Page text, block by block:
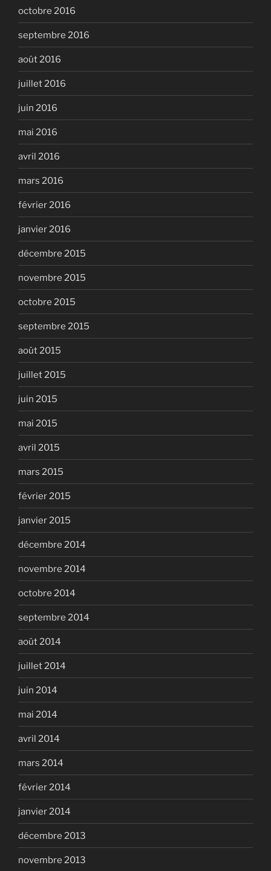
octobre 2016
septembre 2016
août 2016
juillet 2016
juin 2016
mai 2016
avril 2016
mars 2016
février 2016
janvier 2016
décembre 2015
novembre 2015
octobre 2015
septembre 2015
août 2015
juillet 2015
juin 2015
mai 2015
avril 2015
mars 2015
février 2015
janvier 2015
décembre 2014
novembre 2014
octobre 2014
septembre 2014
août 2014
juillet 2014
juin 2014
mai 2014
avril 2014
mars 2014
février 2014
janvier 2014
décembre 2013
novembre 2013